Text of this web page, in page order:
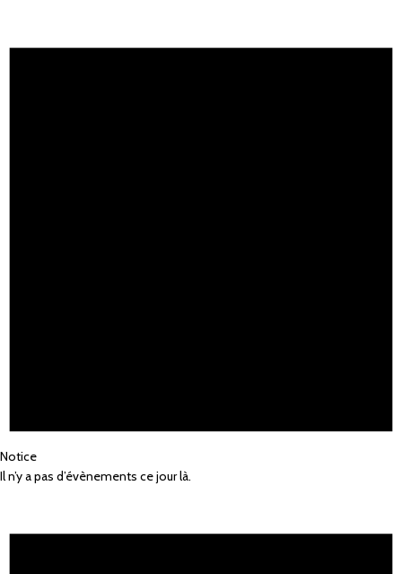
Notice
Il n’y a pas d’évènements ce jour là.